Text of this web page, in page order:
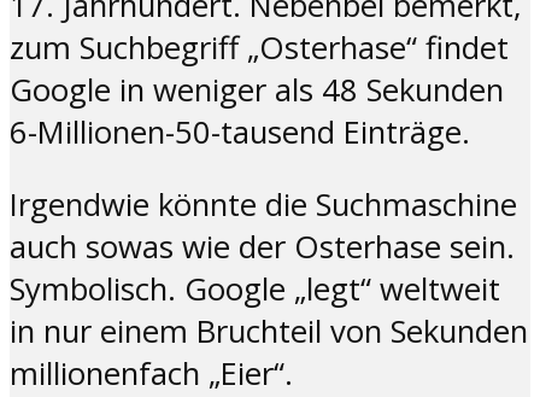
zum Suchbegriff „Osterhase“ findet
Google in weniger als 48 Sekunden
6-Millionen-50-tausend Einträge.
Irgendwie könnte die Suchmaschine
auch sowas wie der Osterhase sein.
Symbolisch. Google „legt“ weltweit
in nur einem Bruchteil von Sekunden
millionenfach „Eier“.